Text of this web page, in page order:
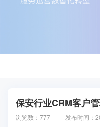
保安行业CRM客户
浏览数：777 发布时间：